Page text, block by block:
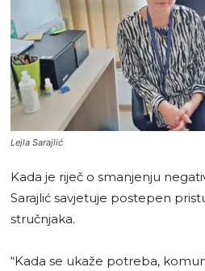
Lejla Sarajlić
Kada je riječ o smanjenju
Sarajlić savjetuje postepen
stručnjaka.
“Kada se ukaže potreba,